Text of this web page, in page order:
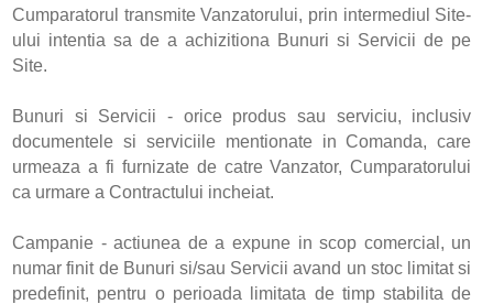
Cumparatorul transmite Vanzatorului, prin intermediul Site-
ului intentia sa de a achizitiona Bunuri si Servicii de pe
Site.
Bunuri si Servicii - orice produs sau serviciu, inclusiv
documentele si serviciile mentionate in Comanda, care
urmeaza a fi furnizate de catre Vanzator, Cumparatorului
ca urmare a Contractului incheiat.
Campanie - actiunea de a expune in scop comercial, un
numar finit de Bunuri si/sau Servicii avand un stoc limitat si
predefinit, pentru o perioada limitata de timp stabilita de